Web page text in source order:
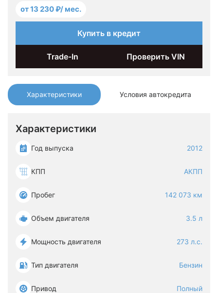
Характеристики Условия автокредита
Характеристики
Год выпуска 2012
КПП АКПП
Пробег 142 073 км
Объем двигателя 3.5 л
Мощность двигателя 273 л.с.
Тип двигателя Бензин
Привод Полный
от 13 230 ₽/ мес.
Купить в кредит
Trade-In Проверить VIN